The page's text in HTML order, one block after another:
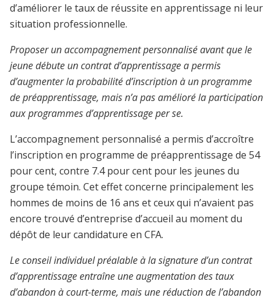
d’améliorer le taux de réussite en apprentissage ni leur
situation professionnelle.
Proposer un accompagnement personnalisé avant que le
jeunedébute un contrat d’apprentissage a permis
d’augmenter la probabilité d’inscription à un programme
de préapprentissage, mais n’a pas amélioré la participation
aux programmes d’apprentissage per se.
L’accompagnement personnalisé a permis d’accroître
l’inscription en programme de préapprentissage de 54
pour cent, contre 7.4 pour cent pour les jeunes du
groupe témoin. Cet effet concerne principalement les
hommes de moins de 16 ans et ceux qui n’avaient pas
encore trouvé d’entreprise d’accueil au moment du
dépôt de leur candidature en CFA.
Le conseil individuel préalable à la signature d’un contrat
d’apprentissage entraîne une augmentation des taux
d’abandon à court-terme, mais une réduction de l’abandon